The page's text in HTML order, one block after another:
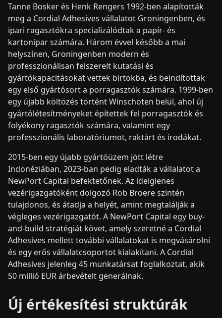
Tanne Bosker és Henk Rengers 1992-ben alapították
meg a Cordial Adhesives vállalatot Groningenben, és
ipari ragasztókra specializálódtak a papír- és
kartonipar számára. Három évvel később a mai
helyszínen, Groningenben modern és
professzionálisan felszerelt kutatási és
gyártókapacitásokat vettek birtokba, és beindítottak
egy első gyártósort a porragasztók számára. 1999-ben
egy újabb költözés történt Winschoten belül, ahol új
gyártólétesítményeket építettek fel porragasztók és
folyékony ragasztók számára, valamint egy
professzionális laboratóriumot, raktárt és irodákat.
2015-ben egy újabb gyártóüzem jött létre
Indonéziában, 2023-ban pedig eladták a vállalatot a
NewPort Capital befektetőnek. Az ideiglenes
vezérigazgatóként dolgozó Rob Broere szintén
tulajdonos, és átadja a helyét, amint megtalálják a
végleges vezérigazgatót. A NewPort Capital egy buy-
and-build stratégiát követ, amely szeretné a Cordial
Adhesives mellett további vállalatokat is megvásárolni
és egy erős vállalatcsoportot kialakítani. A Cordial
Adhesives jelenleg 45 munkatársat foglalkoztat, akik
50 millió EUR árbevételt generálnak.
Új értékesítési struktúrák